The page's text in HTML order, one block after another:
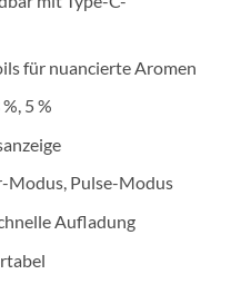
für nuancierte Aromen
5 %
Modus, Pulse-Modus
Aufladung